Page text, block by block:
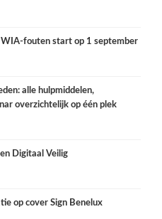
WIA-fouten start op 1 september
alle hulpmiddelen,
overzichtelijk op één plek
Digitaal Veilig
op cover Sign Benelux